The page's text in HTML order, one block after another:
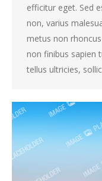
efficitur eget. Sed
non, varius
metus non
non finibus sapien
tellus ultricies,